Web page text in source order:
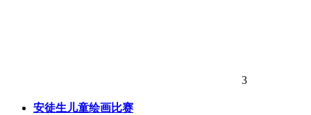
3
安徒生儿童绘画比赛